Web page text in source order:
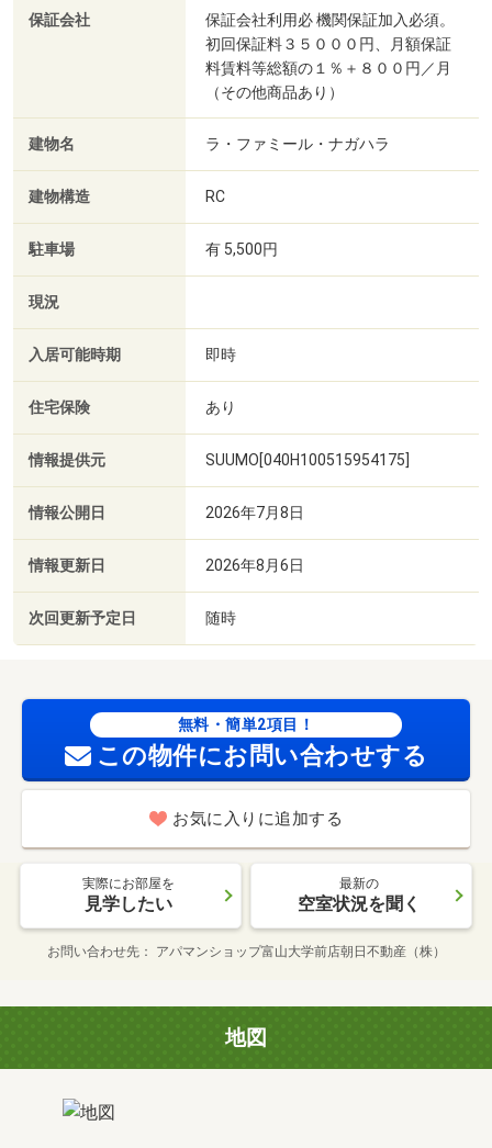
保証会社
保証会社利用必 機関保証加入必須。
初回保証料３５０００円、月額保証
料賃料等総額の１％＋８００円／月
（その他商品あり）
建物名 ラ・ファミール・ナガハラ
建物構造 RC
駐車場 有 5,500円
現況
入居可能時期 即時
住宅保険 あり
情報提供元 SUUMO[040H100515954175]
情報公開日 2026年7月8日
情報更新日 2026年8月6日
次回更新予定日 随時
無料・簡単2項目！
この物件にお問い合わせする
お気に入りに追加する
実際にお部屋を
見学したい
最新の
空室状況を聞く
お問い合わせ先 アパマンショップ富山大学前店朝日不動産（株）
地図